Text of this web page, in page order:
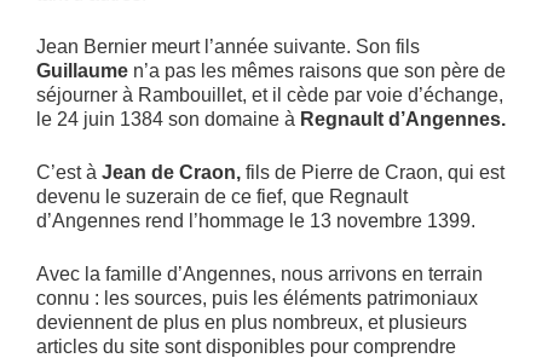
Jean Bernier meurt l’année suivante. Son fils
Guillaume n’a pas les mêmes raisons que son père de
séjourner à Rambouillet, et il cède par voie d’échange,
le 24 juin 1384 son domaine à Regnault d’Angennes.
C’est à Jean de Craon, fils de Pierre de Craon, qui est
devenu le suzerain de ce fief, que Regnault
d’Angennes rend l’hommage le 13 novembre 1399.
Avec la famille d’Angennes, nous arrivons en terrain
connu : les sources, puis les éléments patrimoniaux
deviennent de plus en plus nombreux, et plusieurs
articles du site sont disponibles pour comprendre